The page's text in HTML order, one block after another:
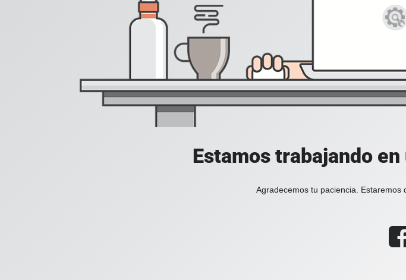
Estamos trabajando
Agradecemos tu paciencia. Estaremos